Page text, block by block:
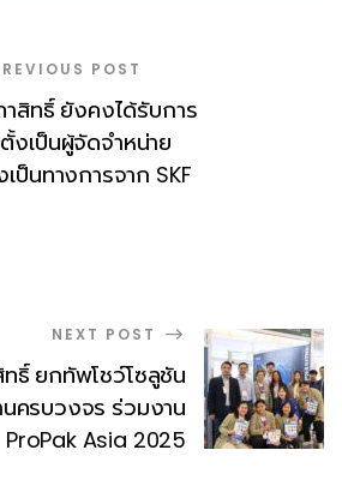
POST
าสิทธิ์ ยังคงได้รับการ
งเป็นผู้จัดจำหน่าย
เป็นทางการจาก SKF
NEXT POST
ทธิ์ ยกทัพโชว์โซลูชัน
นครบวงจร ร่วมงาน
ProPak Asia 2025